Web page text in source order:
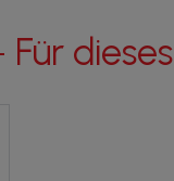
Für